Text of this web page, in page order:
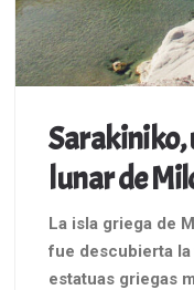
Sarakiniko,
lunar de
La isla griega de
fue descubierta la
estatuas griegas